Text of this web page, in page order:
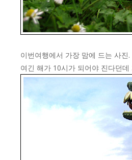
이번여행에서 가장 맘에 드는 사진.
여긴 해가 10시가 되어야 진다던